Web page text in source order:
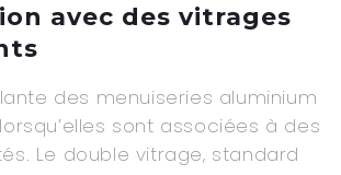
avec des vitrages
des menuiseries aluminium
sont associées à des
Le double vitrage, standard